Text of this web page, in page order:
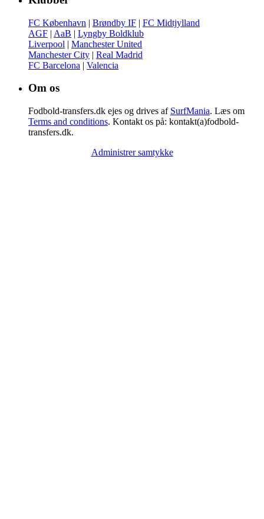
FC København | Brøndby IF | FC Midtjylland
AGF | AaB | Lyngby Boldklub
Liverpool | Manchester United
Manchester City | Real Madrid
FC Barcelona | Valencia
Om os
Fodbold-transfers.dk ejes og drives af SurfMania. Læs om
Terms and conditions. Kontakt os på: kontakt(a)fodbold-
transfers.dk.
Administrer samtykke